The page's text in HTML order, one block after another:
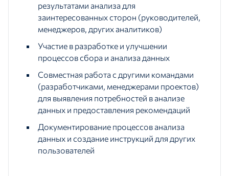
результатами анализа для
заинтересованных сторон (руководителей,
менеджеров, других аналитиков)
Участие в разработке и улучшении
процессов сбора и анализа данных
Совместная работа с другими командами
(разработчиками, менеджерами проектов)
для выявления потребностей в анализе
данных и предоставления рекомендаций
Документирование процессов анализа
данных и создание инструкций для других
пользователей